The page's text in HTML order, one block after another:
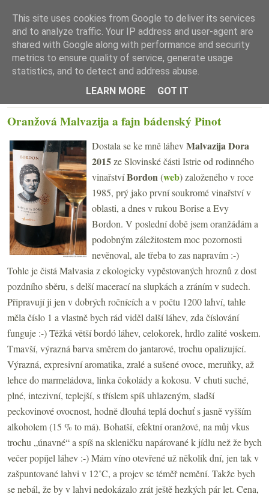
☰ Menu
Oranžová Malvazija a fajn bádenský Pinot
Dostala se ke mně láhevMalvazija Dora
2015ze Slovinské části Istrie od rodinného
vinařstvíBordon(web) založeného v roce
1985, prý jako první soukromé vinařství v
oblasti, a dnes v rukou Borise a Evy
Bordon. V poslední době jsem oranžádám a
podobným záležitostem moc pozornosti
nevěnoval, ale třeba to zas napravím :-)
Tohle je čistá Malvasia z ekologicky vypěstovaných hroznů z dost
pozdního sběru, s delší macerací na slupkách a zráním v sudech.
Připravují ji jen v dobrých ročnících a v počtu 1200 lahví, tahle
měla číslo 1 a vlastně bych rád viděl další láhev, zda číslování
funguje :-) Těžká větší bordó láhev, celokorek, hrdlo zalité voskem.
Tmavší, výrazná barva směrem do jantarové, trochu opalizující.
Výrazná, expresivní aromatika, zralé a sušené ovoce, meruňky, až
lehce do marmeládova, linka čokolády a kokosu. V chuti suché,
plné, intezivní, teplejší, s tříslem spíš uhlazeným, sladší
peckovinové ovocnost, hodně dlouhá teplá dochuť s jasně vyšším
alkoholem (15 % to má). Bohatší, efektní oranžové, na můj vkus
trochu „únavné“ a spíš na skleničku napárované k jídlu než že bych
večer popíjel láhev :-) Mám víno otevřené už několik dní, jen tak v
zašpuntované lahvi v 12˚C, a projev se téměř nemění. Takže bych
se nebál, že by v lahvi nedokázalo zrát ještě hezkých pár let. Cena,
This site uses cookies from Google to deliver its services
and to analyze traffic. Your IP address and user-agent are
shared with Google along with performance and security
metrics to ensure quality of service, generate usage
statistics, and to detect and address abuse.
LEARN MORE
GOT IT